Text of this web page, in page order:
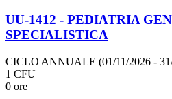
UU-1412 - PEDIATRIA
SPECIALISTICA
CICLO ANNUALE (01/11/2026 -
1 CFU
0 ore